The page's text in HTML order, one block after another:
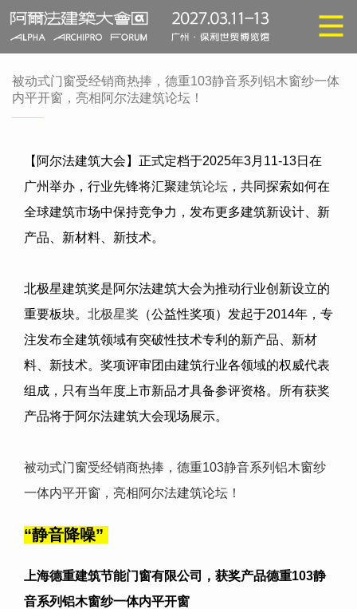
被动式门窗受经销商热捧，德重103静音系列铝木窗纱一体
内平开窗，亮相阿尔法建筑论坛！
【阿尔法建筑大会】正式定档于2025年3月 11-13日在
广州举办，行业先锋将汇聚建筑论坛 ，共同探索如何在
全球建筑市场中保持竞争力，发布更多建筑新设计、新
产品、新材料、新技术。
北极星建筑奖是阿尔法建筑大会为推动行业创新设立的
重要板块。 北极星奖 （公益性奖项）发起于2014年，专
注发布全建筑领域有突破性技术专利的新产品、新材
料、新技术。奖项评审团由建筑行业各领域的权威代表
组成，只有当年度上市新品才具备参评资格。所有获奖
产品将于阿尔法建筑大会现场展示。
被动式门窗受经销商热捧，德重103静音系列铝木窗纱
一体内平开窗，亮相阿尔法建筑论坛！
“静音降噪”
上海德重建筑节能门窗有限公司
，获奖产品德重103静
音系列铝木窗纱一体内平开窗